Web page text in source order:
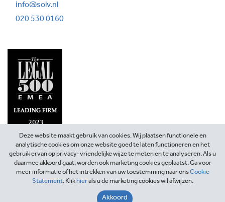
info@solv.nl
020 530 0160
©2026 SOLV Advocaten
Deze website maakt gebruik van cookies. Wij plaatsen functionele en
analytische cookies om onze website goed te laten functioneren en het
gebruik ervan op privacy-vriendelijke wijze te meten en te analyseren. Als u
daarmee akkoord gaat, worden ook marketing cookies geplaatst. Ga voor
meer informatie of het intrekken van uw toestemming naar onsCookie
Statement. Klikhierals u de marketing cookies wil afwijzen.
Akkoord